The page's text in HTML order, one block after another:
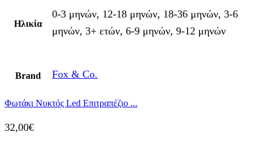
Ηλικία
0-3 μηνών, 12-18 μηνών, 18-36 μηνών, 3-6
μηνών, 3+ ετών, 6-9 μηνών, 9-12 μηνών
Brand Fox & Co.
Φωτάκι Νυκτός Led Επιτραπέζιο ...
32,00€